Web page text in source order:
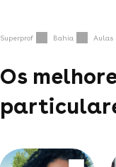
Superprof Bahia Aulas
Os